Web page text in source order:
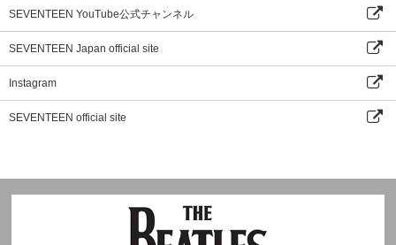
SEVENTEEN YouTube公式チャンネル
SEVENTEEN Japan official site
Instagram
SEVENTEEN official site